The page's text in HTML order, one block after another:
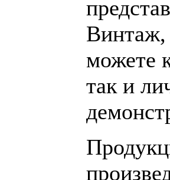
Винтаж,
можете
так и